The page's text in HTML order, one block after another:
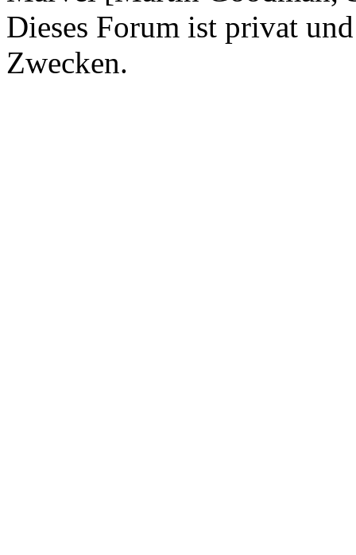
Dieses Forum ist privat
Zwecken.